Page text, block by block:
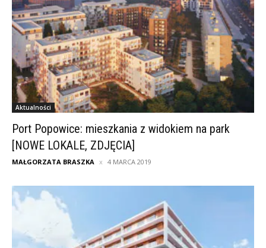
Aktualności
Port Popowice: mieszkania z widokiem na park
[NOWE LOKALE, ZDJĘCIA]
MAŁGORZATA BRASZKA 4 MARCA 2019